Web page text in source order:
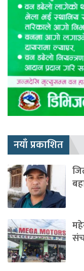
नयाँ प्रकाशित